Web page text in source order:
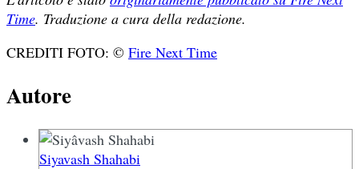
Time. Traduzione a cura della redazione.
CREDITI FOTO: © Fire Next Time
Autore
Siyavash Shahabi